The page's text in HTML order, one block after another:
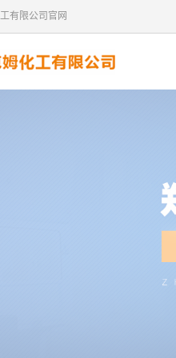
有限公司官网